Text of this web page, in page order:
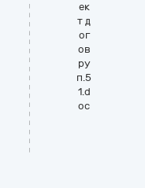
ек
т д
ог
ов
ру
п.5
1.d
oc